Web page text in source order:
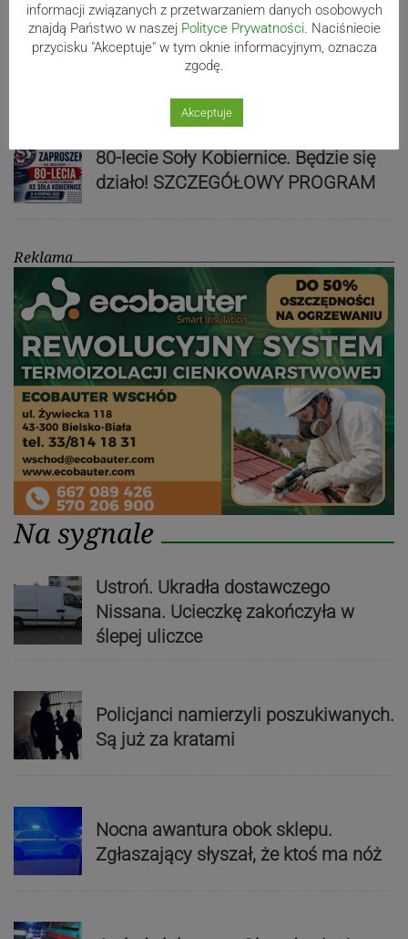
Bracia Szejowie ruszają po kolejne
punkty. Liderzy mistrzostw
wystartują w Rajdzie Rzeszowskim
80-lecie Soły Kobiernice. Będzie się
działo! SZCZEGÓŁOWY PROGRAM
Reklama
Na sygnale
Ustroń. Ukradła dostawczego
Nissana. Ucieczkę zakończyła w
ślepej uliczce
Policjanci namierzyli poszukiwanych.
Są już za kratami
Nocna awantura obok sklepu.
Zgłaszający słyszał, że ktoś ma nóż
informacji związanych z przetwarzaniem danych osobowych
znajdą Państwo w naszej Polityce Prywatności. Naciśniecie
przycisku "Akceptuje" w tym oknie informacyjnym, oznacza
zgodę.
Akceptuje